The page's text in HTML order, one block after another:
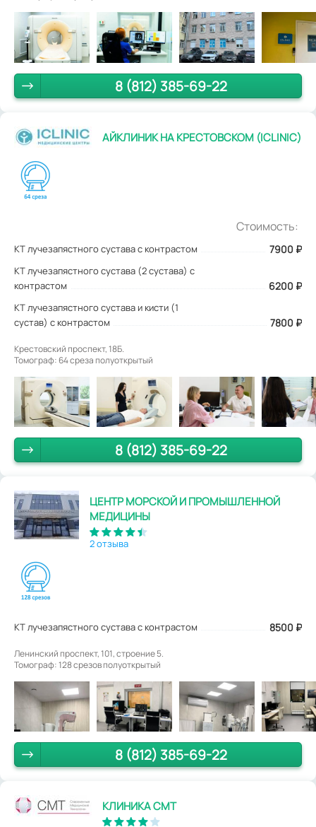
8 (812) 385-69-22
АЙКЛИНИК НА КРЕСТОВСКОМ (ICLINIC)
Стоимость:
КТ лучезапястного сустава с контрастом 7900 ₽
КТ лучезапястного сустава (2 сустава) с
контрастом
6200 ₽
КТ лучезапястного сустава и кисти (1
сустав) с контрастом
7800 ₽
Крестовский проспект, 18Б.
Томограф: 64 среза полуоткрытый
8 (812) 385-69-22
ЦЕНТР МОРСКОЙ И ПРОМЫШЛЕННОЙ
МЕДИЦИНЫ
2 отзыва
КТ лучезапястного сустава с контрастом 8500 ₽
Ленинский проспект, 101, строение 5.
Томограф: 128 срезов полуоткрытый
8 (812) 385-69-22
КЛИНИКА СМТ